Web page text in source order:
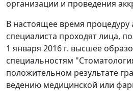
организации и проведения
В настоящее время процедуру
специалиста проходят лица,
1 января 2016 г. высшее
специальностям
положительном результате
ведению медицинской или